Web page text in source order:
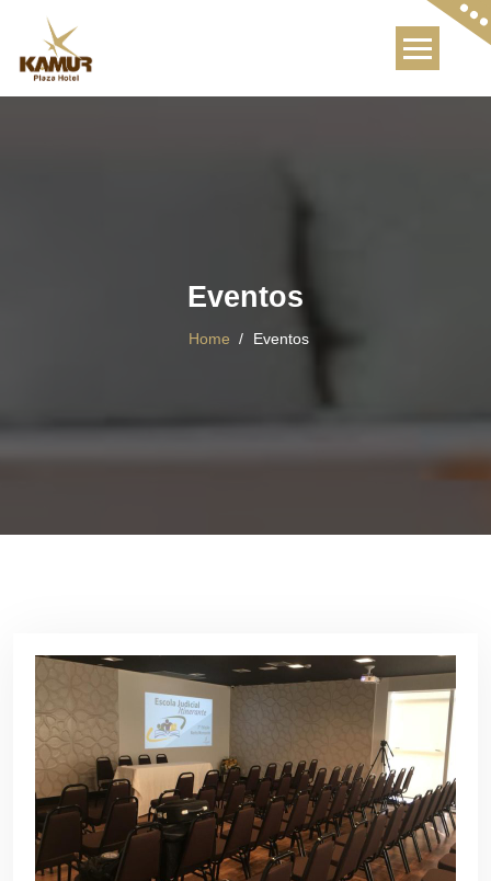
content
Eventos
Home / Eventos